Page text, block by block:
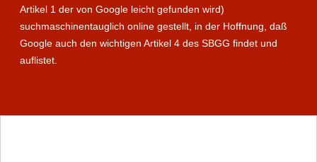
Artikel 1 der von Google leicht gefunden wird)
suchmaschinentauglich online gestellt, in der Hoffnung, daß
Google auch den wichtigen Artikel 4 des SBGG findet und
auflistet.